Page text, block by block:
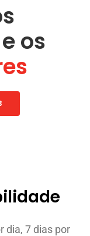
os
dia, 7 dias por